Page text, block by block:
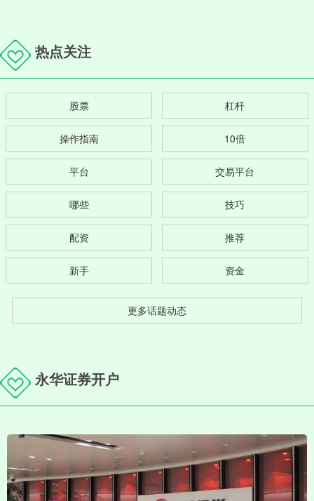
热点关注
股票 杠杆
操作指南 10倍
平台 交易平台
哪些 技巧
配资 推荐
新手 资金
更多话题动态
永华证券开户